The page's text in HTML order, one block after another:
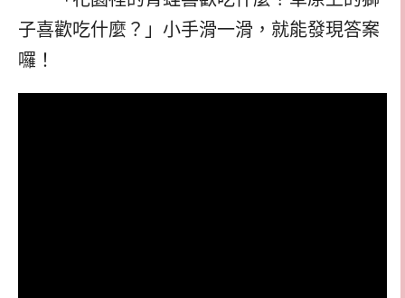
子喜歡吃什麼？」小手滑一滑，就能發現答案
囉！